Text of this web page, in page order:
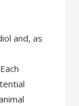
and, as